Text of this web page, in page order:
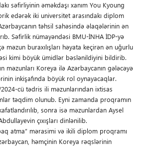
səfirliyinin əməkdaşı xanım You Kyoung
edərək iki universitet arasındakı diplom
təhsil sahəsində əlaqələrinin ən
Səfirlik nümayəndəsi BMU-İNHA İDP-yə
məzun buraxılışları həyata keçirən ən uğurlu
kimi böyük ümidlər bəslənildiyini bildirib.
məzunları Koreya ilə Azərbaycanın gələcəyə
inkişafında böyük rol oynayacaqlar.
cü tədris ili məzunlarından ixtisas
təqdim olunub. Eyni zamanda proqramın
sonra isə məzunlardan Aysel
çıxışları dinlənilib.
atma” mərasimi və ikili diplom proqramı
həmçinin Koreya rəqslərinin